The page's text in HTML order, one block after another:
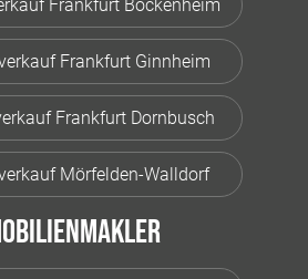
Frankfurt Bockenheim
Frankfurt Ginnheim
Frankfurt Dornbusch
Mörfelden-Walldorf